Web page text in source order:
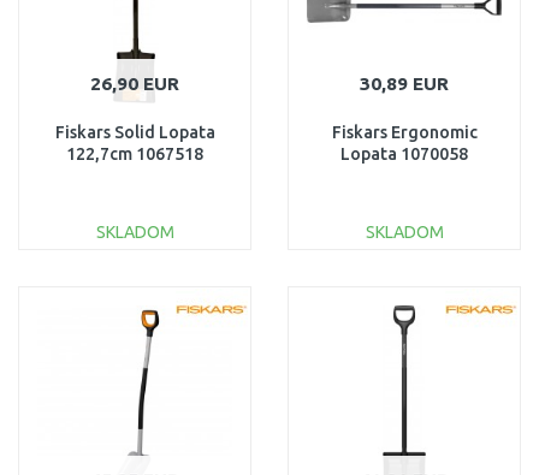
26,90 EUR
Fiskars Solid Lopata
122,7cm 1067518
SKLADOM
Porovnať
30,89 EUR
Fiskars Ergonomic
Lopata 1070058
SKLADOM
Porovnať